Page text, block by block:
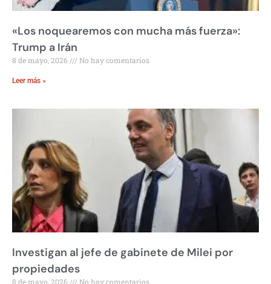
«Los noquearemos con mucha más fuerza»:
Trump a Irán
8 de mayo, 2026 No hay comentarios
Leer más »
Investigan al jefe de gabinete de Milei por
propiedades
8 de mayo, 2026 No hay comentarios